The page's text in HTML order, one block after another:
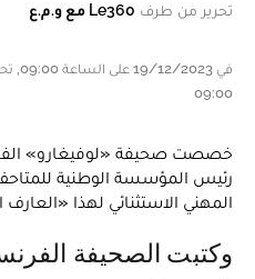
تحرير من طرف Le360 مع و.م.ع
09:00
خصصت صحيفة «لوفيغارو»
رئيس المؤسسة الوطنية
المهني الاستثنائي لهذا
وكتبت الصحيفة الفرنسية أن «ذلك الطفل